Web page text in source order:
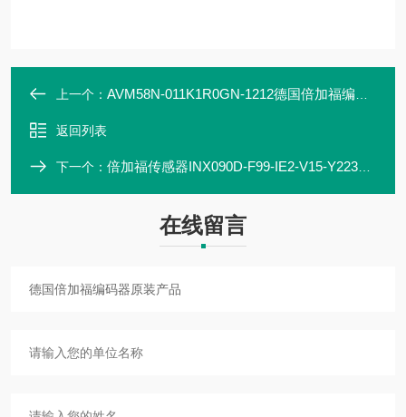
上一个： AVM58N-011K1R0GN-1212德国倍加福编码器
返回列表
下一个： 倍加福传感器INX090D-F99-IE2-V15-Y223448
在线留言